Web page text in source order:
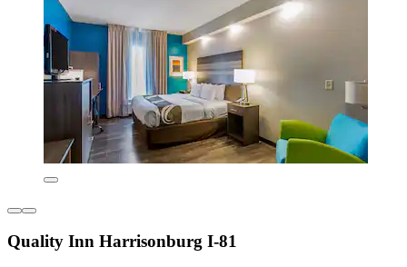
Quality Inn Harrisonburg I-81